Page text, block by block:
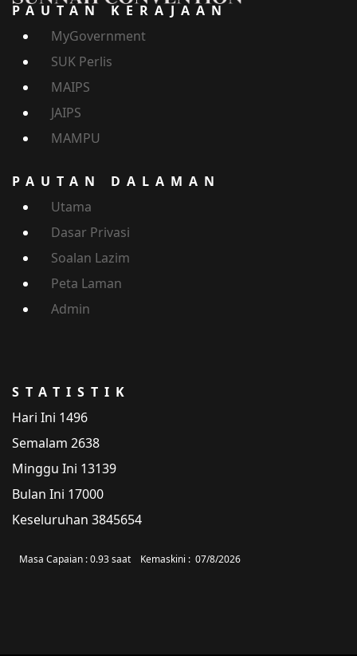
PAUTAN KERAJAAN
MyGovernment
SUK Perlis
MAIPS
JAIPS
MAMPU
PAUTAN DALAMAN
Utama
Dasar Privasi
Soalan Lazim
Peta Laman
Admin
STATISTIK
Hari Ini 1496
Semalam 2638
Minggu Ini 13139
Bulan Ini 17000
Keseluruhan 3845654
Masa Capaian :0.93 saat Kemaskini : 07/8/2026